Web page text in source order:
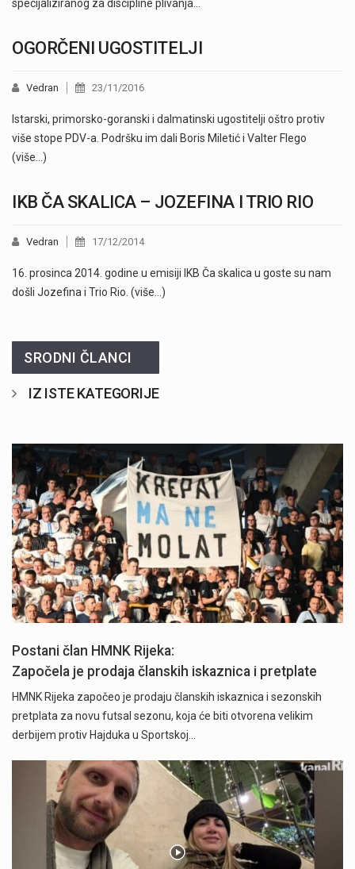
specijaliziranog za discipline plivanja…
OGORČENI UGOSTITELJI
Vedran 23/11/2016
Istarski, primorsko-goranski i dalmatinski ugostitelji oštro protiv
više stope PDV-a. Podršku im dali Boris Miletić i Valter Flego
(više…)
IKB ČA SKALICA – JOZEFINA I TRIO RIO
Vedran 17/12/2014
16. prosinca 2014. godine u emisiji IKB Ča skalica u goste su nam
došli Jozefina i Trio Rio. (više…)
SRODNI ČLANCI
IZ ISTE KATEGORIJE
Započela je prodaja članskih iskaznica i pretplate" />
Postani član HMNK Rijeka:
Započela je prodaja članskih iskaznica i pretplate
HMNK Rijeka započeo je prodaju članskih iskaznica i sezonskih
pretplata za novu futsal sezonu, koja će biti otvorena velikim
derbijem protiv Hajduka u Sportskoj…